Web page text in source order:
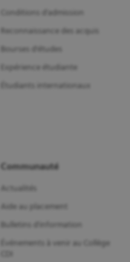
Conditions d'admission
Reconnaissance des acquis
Bourses d'études
Expérience étudiante
Étudiants internationaux
Communauté
Actualités
Aide au placement
Bulletins d'information
Événements à venir au Collège
CDI